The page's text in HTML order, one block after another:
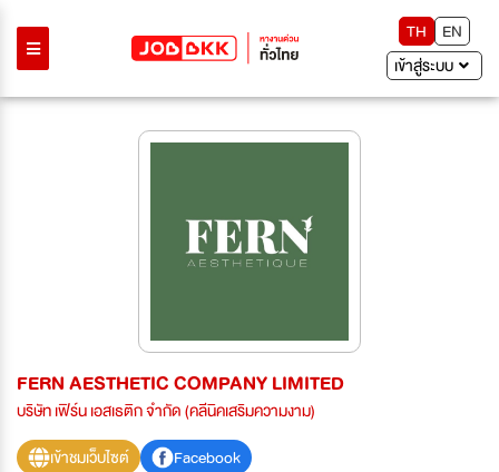
TH
EN
เข้าสู่ระบบ
FERN AESTHETIC COMPANY LIMITED
บริษัท เฟิร์น เอสเธติก จำกัด (คลีนิคเสริมความงาม)
เข้าชมเว็บไซต์
Facebook